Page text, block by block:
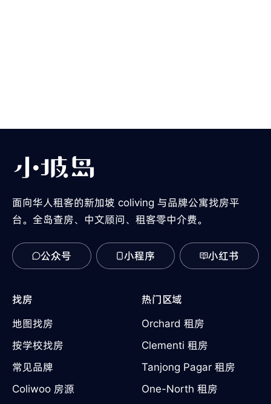
面向华人租客的新加坡 coliving 与品牌公寓找房平
台。全岛查房、中文顾问、租客零中介费。
公众号 小程序 小红书
找房
地图找房
按学校找房
常见品牌
Coliwoo 房源
热门区域
Orchard 租房
Clementi 租房
Tanjong Pagar 租房
One-North 租房